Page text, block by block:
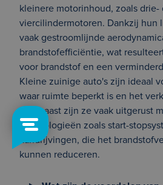
kleinere motorinhoud, zoals drie-
viercilindermotoren. Dankzij hun
vaak gestroomlijnde
brandstofefficiëntie, wat
voor brandstof en een
Kleine zuinige auto's zijn ideaal
waar ruimte beperkt is en het
Daarnaast zijn ze vaak uitgerust
technologieën zoals start-
aandrijvingen, die het
kunnen reduceren.